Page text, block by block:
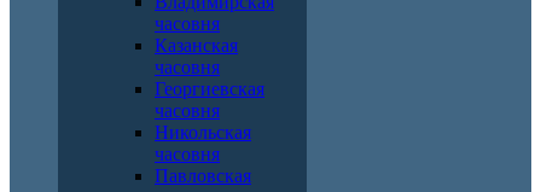
часовня
Казанская
часовня
Георгиевская
часовня
Никольская
часовня
Павловская